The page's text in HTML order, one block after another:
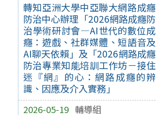
轉知亞洲大學中亞聯大網路成癮
防治中心辦理「2026網路成癮防
治學術研討會—AI世代的數位成
癮：遊戲、社群媒體、短語音及
AI聊天依賴」及「2026網路成癮
防治專業知能培訓工作坊－接住
迷『網』的心：網路成癮的辨
識、因應及介入實務」
2026-05-19 輔導組